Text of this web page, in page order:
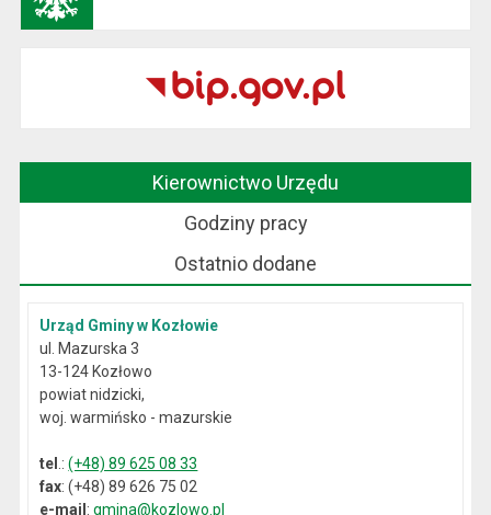
Kierownictwo Urzędu
Godziny pracy
Ostatnio dodane
Urząd Gminy w Kozłowie
ul. Mazurska 3
13-124 Kozłowo
powiat nidzicki,
woj. warmińsko - mazurskie
tel .:(+48) 89 625 08 33
fax: (+48) 89 626 75 02
e-mail:gmina@kozlowo.pl